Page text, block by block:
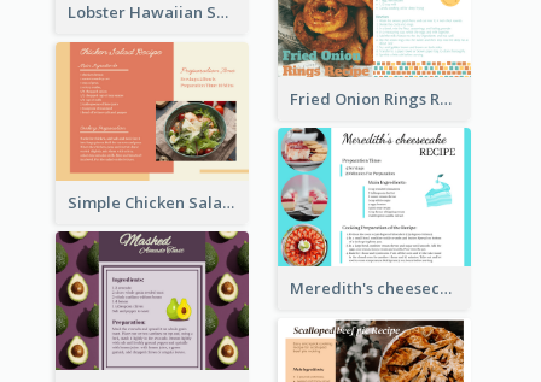
Lobster Hawaiian Sushi Rolls Recipe Card
Fried Onion Rings Recipe Card
Simple Chicken Salad Recipe Card
Meredith's cheesecake Recipe Card